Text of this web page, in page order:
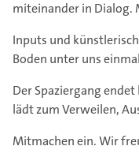
miteinander in Dialog.
Inputs und
Boden unter uns
Der Spaziergang
lädt zum Verweilen,
Mitmachen ein. Wir